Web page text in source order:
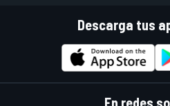
Descarga tus
En redes